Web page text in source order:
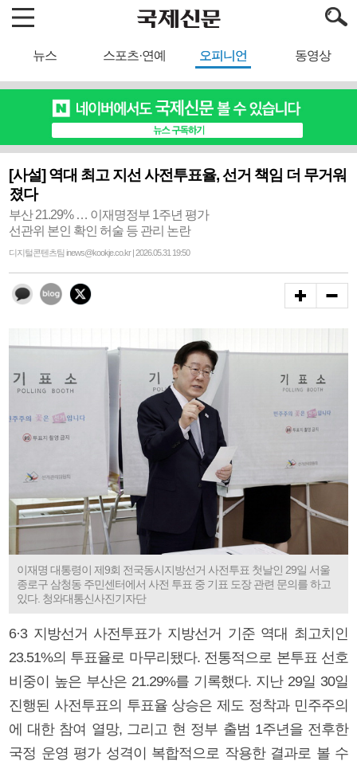
뉴스 스포츠·연예 오피니언 동영상
[사설] 역대 최고 지선 사전투표율, 선거 책임 더 무거워
졌다
부산 21.29% … 이재명정부 1주년 평가
선관위 본인 확인 허술 등 관리 논란
디지털콘텐츠팀 inews@kookje.co.kr | 2026.05.31 19:50
이재명 대통령이 제9회 전국동시지방선거 사전투표 첫날인 29일 서울
종로구 삼청동 주민센터에서 사전 투표 중 기표 도장 관련 문의를 하고
있다. 청와대통신사진기자단
6·3 지방선거 사전투표가 지방선거 기준 역대 최고치인
23.51%의 투표율로 마무리됐다. 전통적으로 본투표 선호
비중이 높은 부산은 21.29%를 기록했다. 지난 29일 30일
진행된 사전투표의 투표율 상승은 제도 정착과 민주주의
에 대한 참여 열망, 그리고 현 정부 출범 1주년을 전후한
국정 운영 평가 성격이 복합적으로 작용한 결과로 볼 수